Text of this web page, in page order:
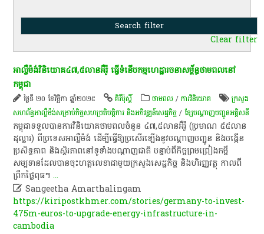
Clear filter
អាល្លឺម៉ង់​​វិនិយោគ​៤៧,៥​លាន​អឺរ៉ូ​ ធ្វើ​ទំនើបកម្ម​ហេដ្ឋារចនាសម្ព័ន្ធ​ថាមពល​នៅ​
កម្ពុជា
ថ្ងៃទី ២០ ខែវិច្ឆិកា ឆ្នាំ២០២៥ គិរីប៉ុស្តិ៍ ថាមពល /ការវិនិយោគ
ក្រសួង
សហព័ន្ធអាល្លឺម៉ង់សម្រាប់កិច្ចសហប្រតិបត្តិការ និងអភិវឌ្ឍន៍សេដ្ឋកិច្ច /ខ្សែ​បណ្តាញ​បញ្ជូន​អគ្គិសនី​
កម្ពុជាទទួលបានការវិនិយោគថាមពលចំនួន ៤៧,៥លានអឺរ៉ូ (ប្រមាណ ៥៥លាន
ដុល្លារ) ពីប្រទេសអាល្លឺម៉ង់ ដើម្បីធ្វើឱ្យប្រសើរឡើងនូវបណ្តាញបញ្ជូន និងបង្កើន
ប្រសិទ្ធភាព និងស្ថិរភាពនៅទូទាំងបណ្តាញជាតិ បន្ទាប់ពីកិច្ចព្រមព្រៀងកម្ចី
សម្បទានដែលបានចុះហត្ថលេខាជាមួយក្រសួងសេដ្ឋកិច្ច និងហិរញ្ញវត្ថុ កាលពី
ព្រឹកថ្ងៃពុធ។...
 Sangeetha Amarthalingam
https://kiripostkhmer.com/stories/germany-to-invest-
475m-euros-to-upgrade-energy-infrastructure-in-
cambodia